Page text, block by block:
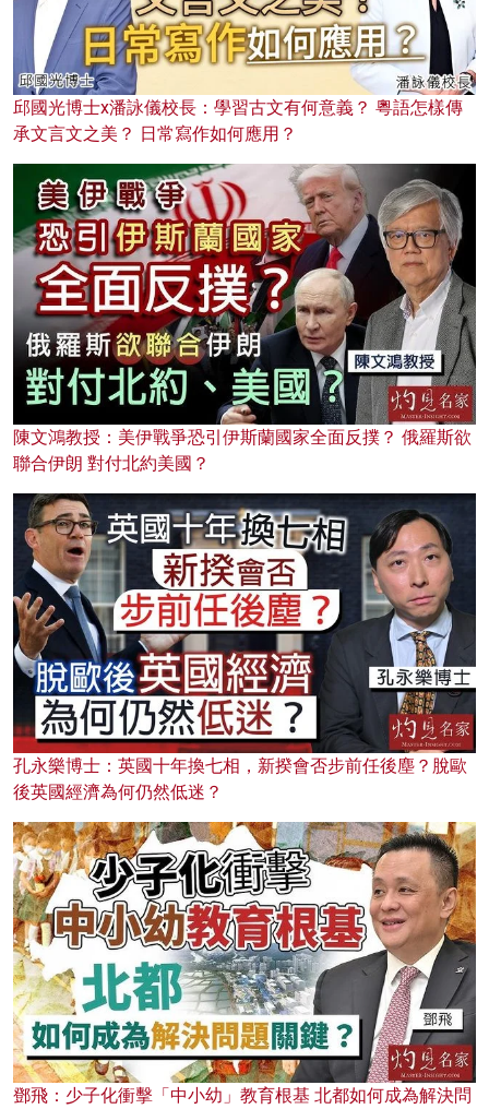
邱國光博士x潘詠儀校長：學習古文有何意義？ 粵語怎樣傳
承文言文之美？ 日常寫作如何應用？
陳文鴻教授：美伊戰爭恐引伊斯蘭國家全面反撲？ 俄羅斯欲
聯合伊朗 對付北約美國？
孔永樂博士：英國十年換七相，新揆會否步前任後塵？脫歐
後英國經濟為何仍然低迷？
鄧飛：少子化衝擊「中小幼」教育根基 北都如何成為解決問